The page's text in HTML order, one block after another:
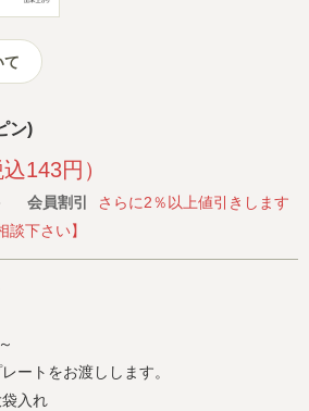
て
ン)
143円）
会員割引
さらに2％以上値引きします
談下さい】
ートをお渡しします。
入れ